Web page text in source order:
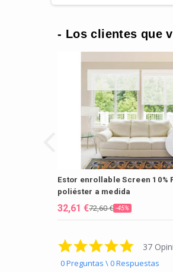
- Los clientes que
Estor enrollable Screen 10%
poliéster a medida
32,61 €72,60 € -45%
5.0 star
37
0 Preguntas \ 0 Respuestas